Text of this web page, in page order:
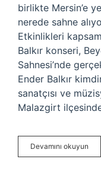
birlikte Mersin’e
nerede sahne
Etkinlikleri
Balkır konseri,
Sahnesi’nde
Ender Balkır
sanatçısı ve
Malazgirt
Devamını okuyun